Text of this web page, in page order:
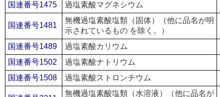
国連番号1475
過塩素酸マグネシウム
国連番号1481
無機過塩素酸塩類（固体）（他に品名が明
示されているもの を除く。）
国連番号1489
過塩素酸カリウム
国連番号1502
過塩素酸ナトリウム
国連番号1508
過塩素酸ストロンチウム
無機過塩素酸塩類（水溶液）（他に品名が